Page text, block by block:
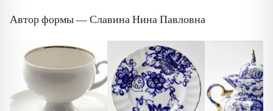
Автор формы — Славина Нина Павловна